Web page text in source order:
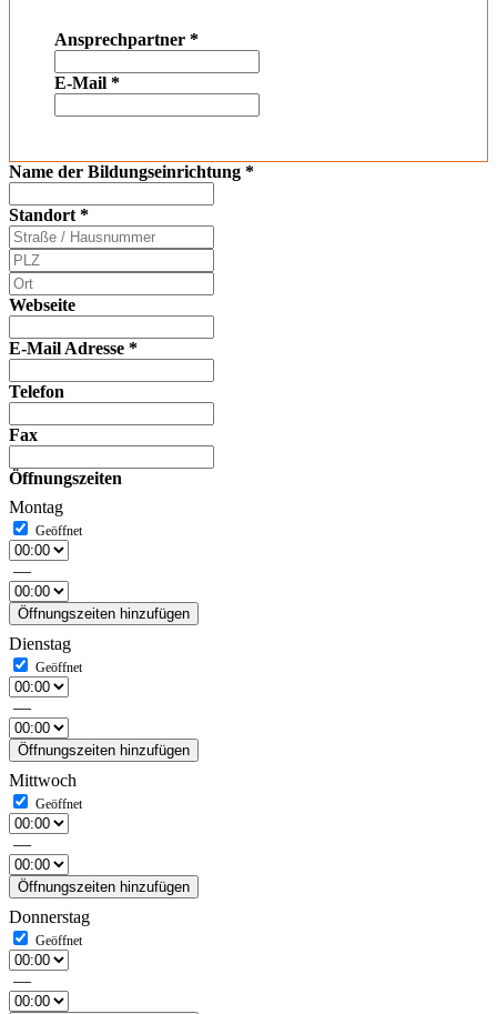
Ansprechpartner *
E-Mail *
Name der Bildungseinrichtung *
Standort *
Webseite
E-Mail Adresse *
Telefon
Fax
Öffnungszeiten
Montag
—
Öffnungszeiten hinzufügen
Dienstag
—
Öffnungszeiten hinzufügen
Mittwoch
—
Öffnungszeiten hinzufügen
Donnerstag
—